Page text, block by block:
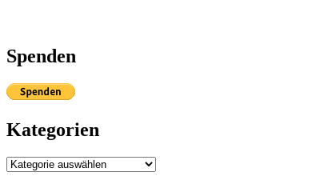
Spenden
Kategorien
Kategorien